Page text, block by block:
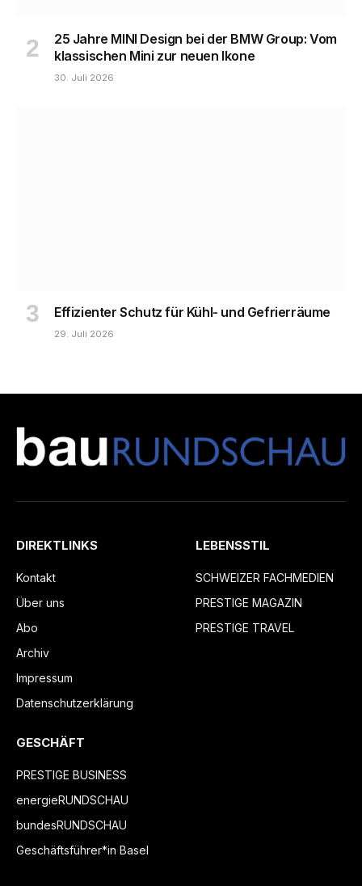
25 Jahre MINI Design bei der BMW Group: Vom
klassischen Mini zur neuen Ikone
30. Juli 2026
Effizienter Schutz für Kühl- und Gefrierräume
29. Juli 2026
DIREKTLINKS
Kontakt
Über uns
Abo
Archiv
Impressum
Datenschutzerklärung
LEBENSSTIL
SCHWEIZER FACHMEDIEN
PRESTIGE MAGAZIN
PRESTIGE TRAVEL
GESCHÄFT
PRESTIGE BUSINESS
energieRUNDSCHAU
bundesRUNDSCHAU
Geschäftsführer*in Basel